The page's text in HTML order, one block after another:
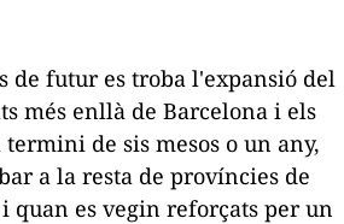
de futur es troba l'expansió del
més enllà de Barcelona i els
de sis mesos o un any,
a la resta de províncies de
quan es vegin reforçats per un